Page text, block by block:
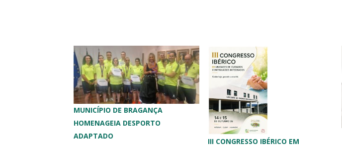
MUNICÍPIO DE BRAGANÇA
HOMENAGEIA DESPORTO
ADAPTADO
III CONGRESSO IBÉRICO EM